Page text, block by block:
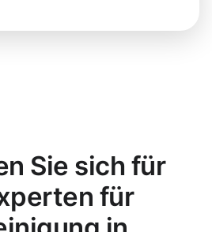
Sie sich für
für